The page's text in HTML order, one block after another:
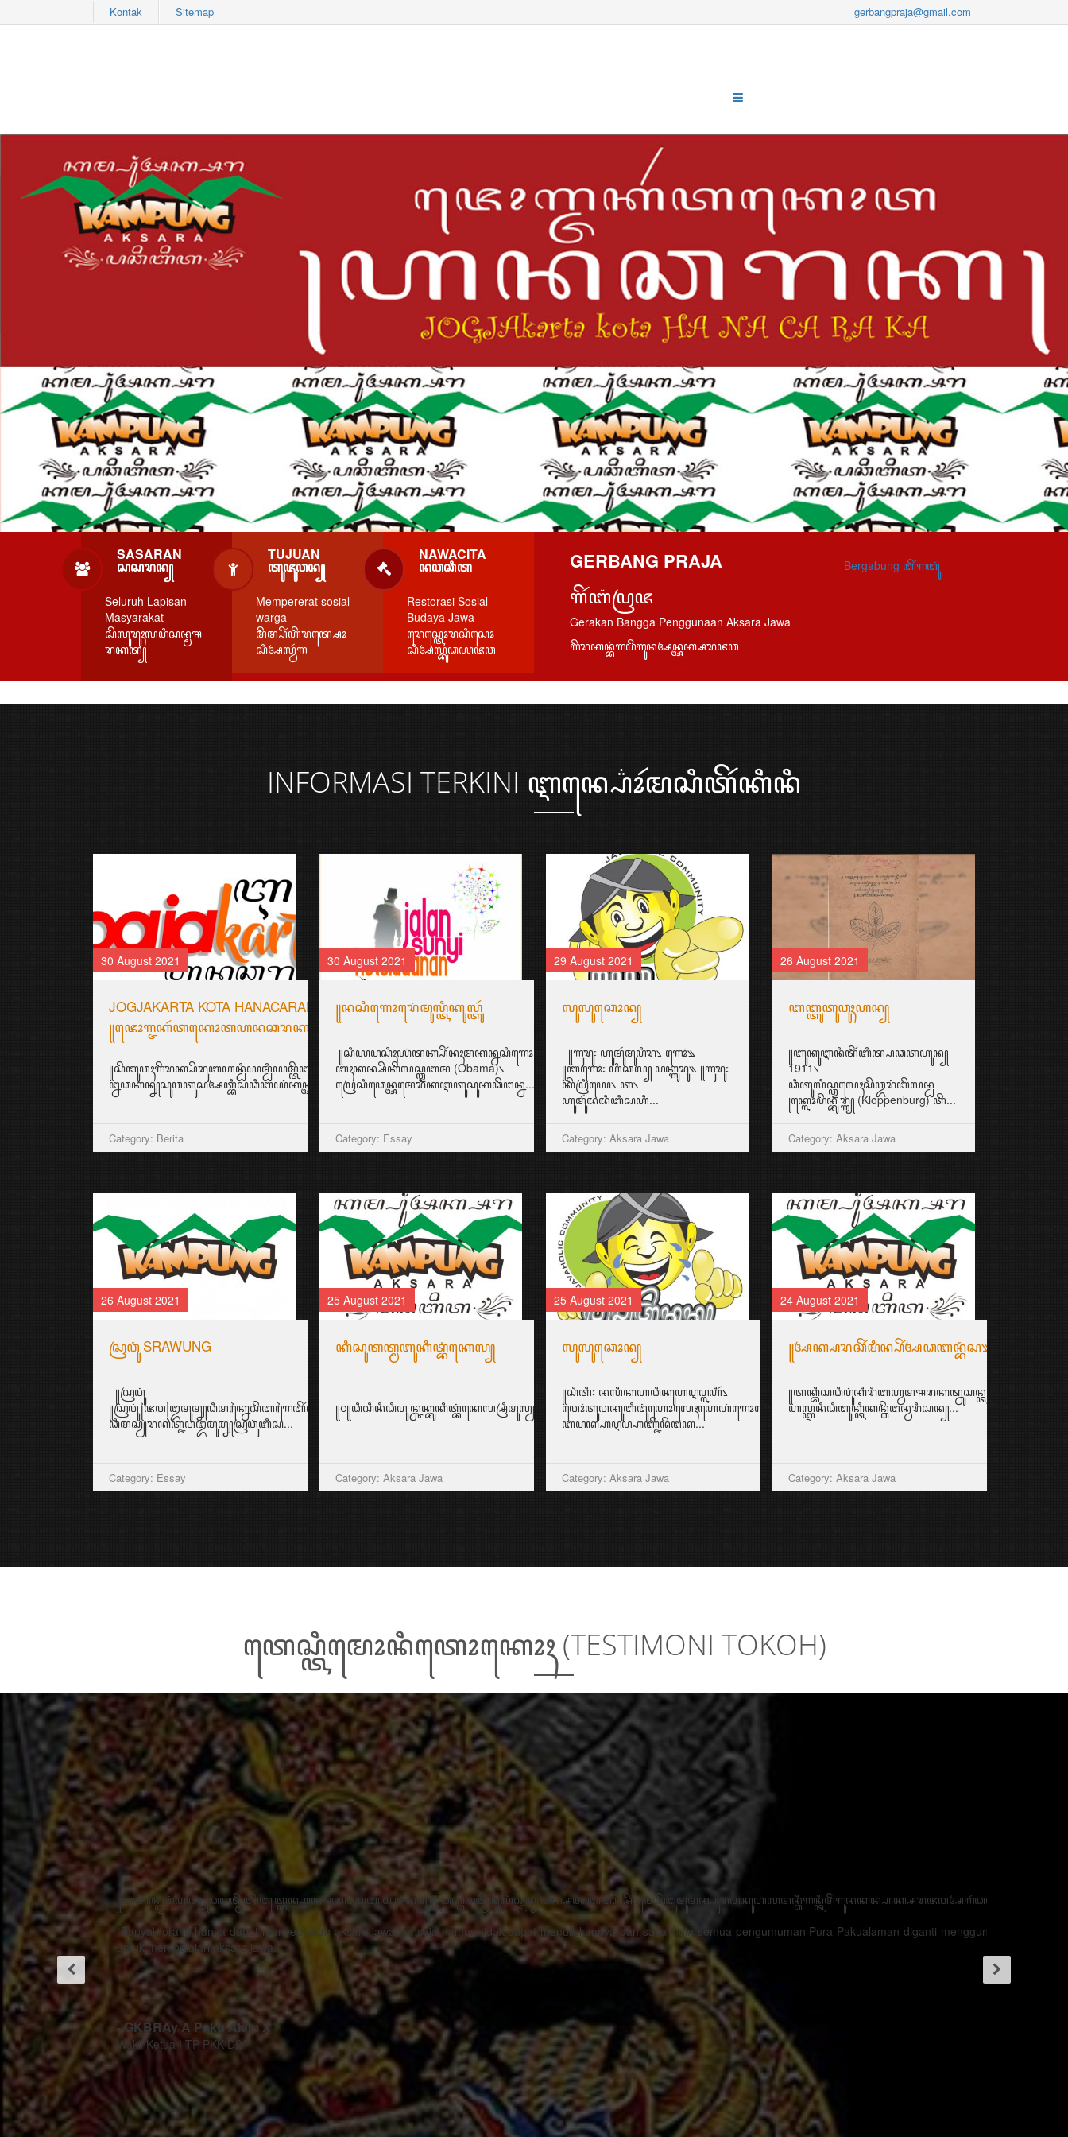
Kontak Sitemap gerbangpraja@gmail.com
SASARAN
ꦱꦱꦫꦤ꧀
Seluruh Lapisan
Masyarakat
ꦱꦼꦭꦸꦫꦸꦃꦭꦥꦶꦱꦤ꧀ꦩꦯ
ꦫꦏꦠ꧀
TUJUAN
ꦠꦸꦗꦸꦮꦤ꧀
Mempererat sosial
warga
ꦩꦼꦩ꧀ꦥꦼꦂꦲꦼꦫꦠ꧀ꦱꦺꦴ
ꦱꦶꦄꦭ꧀ꦮꦂꦒ
NAWACITA
ꦤꦮꦕꦶꦠ
Restorasi Sosial
Budaya Jawa
ꦫꦺꦱ꧀ꦠꦺꦴꦫꦱꦶꦱꦺꦴ
ꦱꦶꦄꦭ꧀ꦧꦸꦣꦪꦗꦮ
GERBANG PRAJA
ꦒꦼꦂꦧꦁꦥꦿꦗ
Gerakan Bangga Penggunaan Aksara Jawa
ꦒꦼꦫꦏꦤ꧀ꦧꦁꦒꦥꦼꦁꦒꦸꦤꦄꦤ꧀ꦄꦏ꧀ꦱꦫꦗꦮ
Bergabung ꦧꦼꦂꦒꦧꦸꦁ
INFORMASI TERKINI ꦆꦤ꧀ꦥ꦳ꦺꦴꦂꦩꦱꦶꦠꦼꦂꦏꦶꦤꦶ
30 August 2021
JOGJAKARTA KOTA HANACARAKA
꧋ꦗꦺꦴꦒ꧀ꦗꦏꦂꦠꦏꦺꦴꦠꦲꦤꦕꦫꦏ꧉
꧋ꦱꦼꦧꦸꦮꦃꦒꦼꦫꦏ꧀ꦥꦼꦫꦸꦧꦲꦤ꧀ꦝꦶꦪꦩ꧀ꦝꦶꦪꦩ꧀ꦠꦼꦔꦃꦣꦶꦭꦏꦸꦏꦤ꧀꧈
ꦊꦣꦏꦤ꧀ꦚꦱꦸꦮꦠꦸꦱꦄꦠ꧀ꦧꦶꦱꦣꦶꦧꦪꦁꦏꦤ꧀ꦄꦏꦤ꧀ꦩꦼꦁꦒꦸꦚ꧀ꦕꦁ...
Category: Berita
30 August 2021
꧋ꦤꦱꦶꦒꦺꦴꦫꦺꦁꦩꦸꦭ꧀ꦠꦶꦏꦸꦭ꧀ꦠꦸꦂ
꧋ꦱꦶꦪꦥꦱꦶꦃꦪꦁꦠꦏ꧀ꦥꦼꦂꦤꦃꦩꦏꦤ꧀ꦤꦱꦶꦒꦺꦴꦫꦺꦁ?!
ꦧꦃꦏꦤ꧀ꦱꦼꦏꦼꦭꦱ꧀ꦎꦧꦩ (Obama)꧈
ꦥꦿꦺꦱꦶꦣꦺꦤ꧀ꦄꦩꦺꦫꦶꦏꦆꦠꦸꦱꦸꦏꦣꦼꦔꦤ꧀ꦤ...
Category: Essay
29 August 2021
ꦭꦸꦭꦸꦕꦺꦴꦤ꧀
꧋ꦒꦸꦫꦸ꧇ ꦲꦸꦩꦸꦂꦩꦸꦥꦶꦫ꧈ ꦒꦺꦴꦁ꧉
꧋ꦧꦒꦺꦴꦁ꧇ ꦲꦶꦕꦭ꧀ ꦥꦏ꧀ꦒꦸꦫꦸ꧉ ꧋ꦒꦸꦫꦸ꧇
ꦏꦼꦥꦿꦶꦪꦺ꧈ ꦠ꧈
ꦲꦸꦩꦸꦂꦢꦢꦶꦧꦶꦱꦲꦶ...
Category: Aksara Jawa
26 August 2021
ꦧꦧ꧀ꦠꦸꦠꦸꦮꦸꦃꦲꦤ꧀
꧋ꦧꦸꦏꦸꦆꦤꦶꦠꦼꦂꦧꦶꦠ꧀ꦥꦣꦠꦲꦸꦤ꧀
1911꧈
ꦣꦶꦠꦸꦭꦶꦱ꧀ꦎꦭꦺꦃꦱꦼꦎꦫꦁꦧꦼꦭꦤ꧀ꦝ
꧊ꦏ꧀ꦭꦺꦴꦥꦼꦤ꧀ꦧꦸꦫ꧀ꦒ꧀ (Kloppenburg) ꦠꦼ...
Category: Aksara Jawa
26 August 2021
ꦱꦿꦮꦸꦁ SRAWUNG
꧋ꦱꦿꦮꦸꦁ
꧋ꦱꦿꦮꦸꦁ꧌ꦗꦮ꧍ꦈꦩꦸꦩ꧀ꦚꦣꦶꦩꦏ꧀ꦤꦻꦱꦼꦧꦒꦻꦧꦼꦂꦒꦻꦴꦭ꧀ꦄꦠꦻꦴꦩꦼꦩ꧀ꦧꦻꦴꦂ꧉
ꦣꦶꦩꦱꦾꦫꦏꦠ꧀ꦗꦮꦈꦩꦸꦩ꧀ꦚꦱꦿꦮꦸꦁꦧꦶꦱ...
Category: Essay
25 August 2021
ꦏꦶꦱꦸꦠꦠ꧀ꦩꦧꦸꦏꦶꦠ꧀ꦧꦁꦏꦺꦭ꧀
꧋꧐꧋ꦣꦶꦱꦶꦤꦶꦣꦶꦥꦸꦤ꧀ꦕꦏ꧀ꦧꦸꦏꦶꦠ꧀ꦧꦁꦏꦺꦭ꧀ꦱꦿꦶꦩꦸꦭꦾꦥꦶꦪꦸꦔꦤ꧀ꦧꦤ꧀ꦠꦸꦭ꧀ꦧꦼꦂꦱꦼꦩꦪꦩ꧀ꦗꦱꦢ꧀ꦱꦼꦎꦫꦁꦠꦺꦴꦏꦺꦴꦃꦪꦁꦩꦸꦁꦏ...
Category: Aksara Jawa
25 August 2021
ꦭꦸꦭꦸꦕꦺꦴꦤ꧀
꧋ꦱꦶꦠꦶ꧇ ꦤꦭꦶꦏꦲꦣꦶꦏꦸꦲꦉꦥ꧀ꦭꦲꦶꦂ꧈
ꦮꦺꦴꦁꦠꦸꦮꦏꦸꦧꦶꦔꦸꦁꦲꦺꦴꦭꦺꦃꦲꦺꦲꦁꦒꦺꦴꦭꦺꦏ꧀ꦏꦏꦺꦗꦼꦤꦼꦁ꧉
ꦧꦥꦏ꧀ꦲꦉꦥ꧀ꦲꦚ꧀ꦗꦼꦤꦼꦁꦔꦏ...
Category: Aksara Jawa
24 August 2021
꧋ꦄꦏ꧀ꦱꦫꦕꦼꦂꦩꦶꦤ꧀ꦥꦼꦂꦄꦣꦧꦤ꧀ꦧꦁꦱ꧉
ꦲꦭ꧀ꦆꦤꦶꦣꦶꦧꦸꦏ꧀ꦠꦶꦏꦤ꧀ꦣꦼꦔꦤ꧀ꦮꦫꦶꦱꦤ꧀...
Category: Aksara Jawa
ꦠꦺꦱ꧀ꦠꦶꦩꦺꦴꦤꦶꦠꦺꦴꦏꦺꦴꦃ (TESTIMONI TOKOH)
“Kemajuan
teknologi
bukanlah musuh
dari proses
pelestarian
budaya, justru
menjadi strategi
sebagai alat
untuk
mempublikasikan
kekayaan
khasanah
budaya Jawa
dan kearifan-
kearifan lokal
mengingat
generasi
"Dengan
adanya
kegiatan
pertemuan
restorasi
sosial
dengan
tema
Gerbang
Praja ini
sangat
bermanfaat
ada hal
khusus cara
menggugah
berperilaku
rasa sithik
eding,
seorang
pemimpin
mau
berhasil
- Tri Agus Nugraha